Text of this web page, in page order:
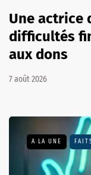
Une actrice
difficultés
aux dons
7 août 2026
A LA UNE